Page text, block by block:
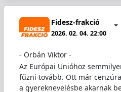
Fidesz-frakció
2026. 02. 04. 22:00
- Orbán Viktor -
Az Európai Unióhoz
fűzni tovább. Ott már
a gyereknevelésbe akarnak